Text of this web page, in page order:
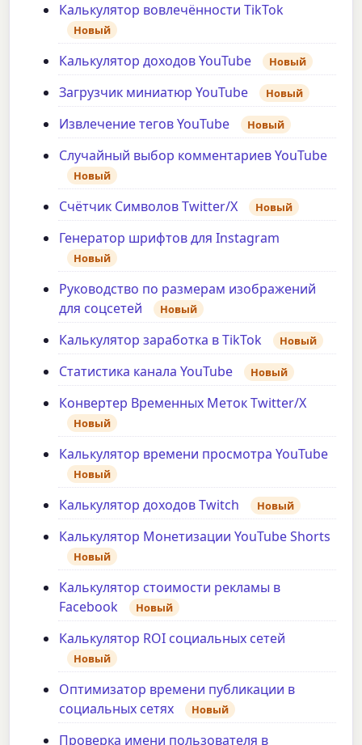
Калькулятор вовлечённости TikTok
Новый
Калькулятор доходов YouTube Новый
Загрузчик миниатюр YouTube Новый
Извлечение тегов YouTube Новый
Случайный выбор комментариев YouTube
Новый
Счётчик Символов Twitter/X Новый
Генератор шрифтов для Instagram
Новый
Руководство по размерам изображений
для соцсетей
Новый
Калькулятор заработка в TikTok Новый
Статистика канала YouTube Новый
Конвертер Временных Меток Twitter/X
Новый
Калькулятор времени просмотра YouTube
Новый
Калькулятор доходов Twitch Новый
Калькулятор Монетизации YouTube Shorts
Новый
Калькулятор стоимости рекламы в
Facebook
Новый
Калькулятор ROI социальных сетей
Новый
Оптимизатор времени публикации в
социальных сетях
Новый
Проверка имени пользователя в